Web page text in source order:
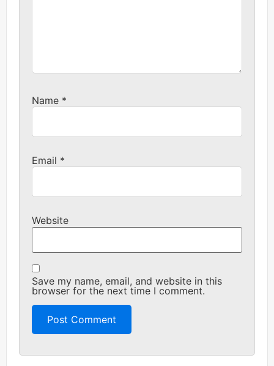
Name *
Email *
Website
Save my name, email, and website in this
browser for the next time I comment.